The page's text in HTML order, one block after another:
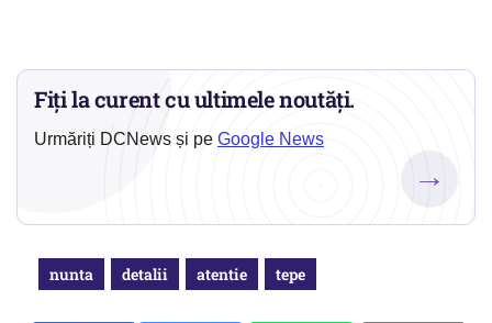
Fiți la curent cu ultimele noutăți.
Urmăriți DCNews și pe Google News
→
nunta detalii atentie tepe